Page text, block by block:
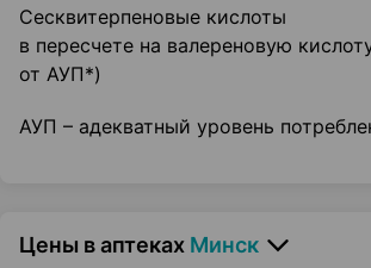
Сесквитерпеновые кислоты
в пересчете на валереновую
от АУП*)
АУП – адекватный уровень
Цены в аптеках Минск